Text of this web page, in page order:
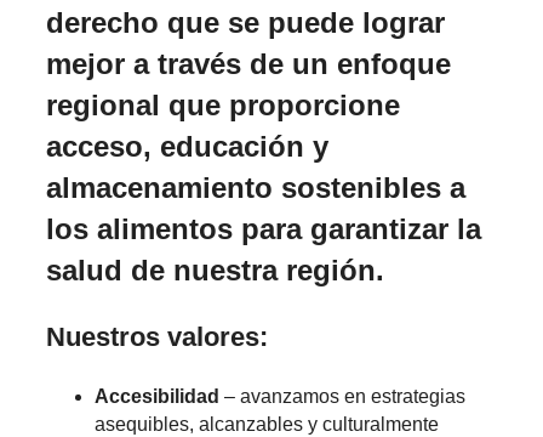
derecho que se puede lograr
mejor a través de un enfoque
regional que proporcione
acceso, educación y
almacenamiento sostenibles a
los alimentos para garantizar la
salud de nuestra región.
Nuestros valores:
Accesibilidad – avanzamos en estrategias
asequibles, alcanzables y culturalmente